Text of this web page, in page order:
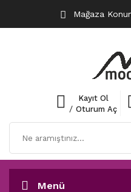
Mağaza
Kayıt Ol
/ Oturum Aç
Menü